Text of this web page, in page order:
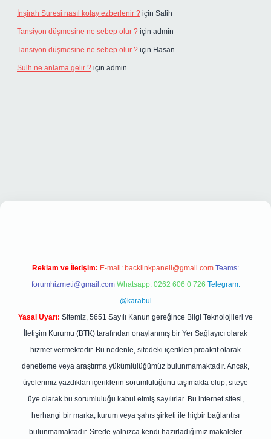
İnşirah Suresi nasıl kolay ezberlenir ? için Salih
Tansiyon düşmesine ne sebep olur ? için admin
Tansiyon düşmesine ne sebep olur ? için Hasan
Sulh ne anlama gelir ? için admin
Reklam ve İletişim: E-mail: backlinkpaneli@gmail.com Teams:
forumhizmeti@gmail.com Whatsapp: 0262 606 0 726 Telegram:
@karabul
Yasal Uyarı: Sitemiz, 5651 Sayılı Kanun gereğince Bilgi Teknolojileri ve
İletişim Kurumu (BTK) tarafından onaylanmış bir Yer Sağlayıcı olarak
hizmet vermektedir. Bu nedenle, sitedeki içerikleri proaktif olarak
denetleme veya araştırma yükümlülüğümüz bulunmamaktadır. Ancak,
üyelerimiz yazdıkları içeriklerin sorumluluğunu taşımakta olup, siteye
üye olarak bu sorumluluğu kabul etmiş sayılırlar. Bu internet sitesi,
herhangi bir marka, kurum veya şahıs şirketi ile hiçbir bağlantısı
bulunmamaktadır. Sitede yalnızca kendi hazırladığımız makaleler